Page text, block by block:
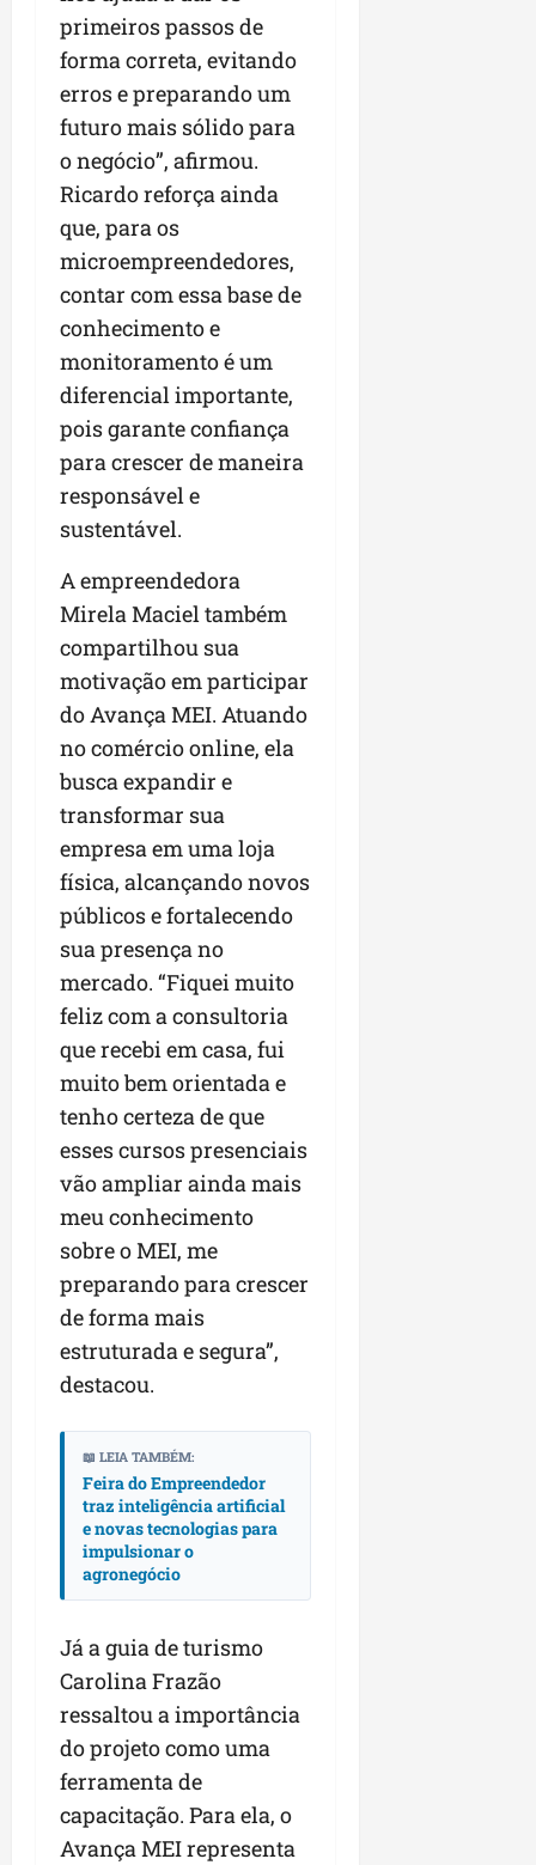
primeiros passos de
forma correta, evitando
erros e preparando um
futuro mais sólido para
o negócio”, afirmou.
Ricardo reforça ainda
que, para os
microempreendedores,
contar com essa base de
conhecimento e
monitoramento é um
diferencial importante,
pois garante confiança
para crescer de maneira
responsável e
sustentável.
A empreendedora
Mirela Maciel também
compartilhou sua
motivação em participar
do Avança MEI. Atuando
no comércio online, ela
busca expandir e
transformar sua
empresa em uma loja
física, alcançando novos
públicos e fortalecendo
sua presença no
mercado. “Fiquei muito
feliz com a consultoria
que recebi em casa, fui
muito bem orientada e
tenho certeza de que
esses cursos presenciais
vão ampliar ainda mais
meu conhecimento
sobre o MEI, me
preparando para crescer
de forma mais
estruturada e segura”,
destacou.
📖 LEIA TAMBÉM:
Feira do Empreendedor
traz inteligência artificial
e novas tecnologias para
impulsionar o
agronegócio
Já a guia de turismo
Carolina Frazão
ressaltou a importância
do projeto como uma
ferramenta de
capacitação. Para ela, o
Avança MEI representa